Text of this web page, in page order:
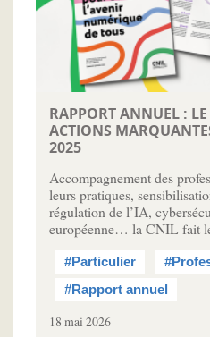
RAPPORT ANNUEL :
ACTIONS
2025
Accompagnement des
leurs pratiques,
régulation de l’IA,
européenne… la CNIL fait
#Particulier
#Rapport annuel
18 mai 2026